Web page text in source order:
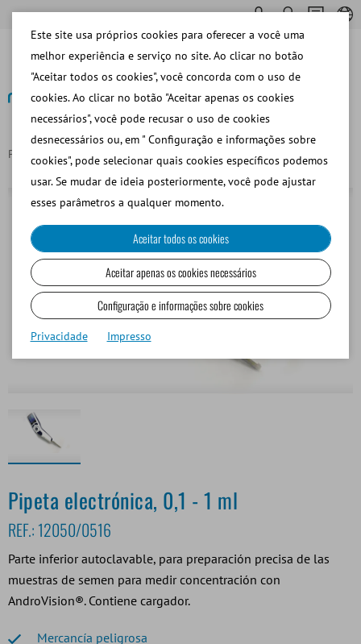
Página principal Pipeta electrónica, 0,1 - 1 ml
Voltar
Pipeta electrónica, 0,1 - 1 ml
REF.: 12050/0516
Parte inferior autoclavable, para preparación precisa de las
muestras de semen para medir concentración con
AndroVision®. Contiene cargador.
Mercancía peligrosa
Este site usa próprios cookies para oferecer a você uma
melhor experiência e serviço no site. Ao clicar no botão
"Aceitar todos os cookies", você concorda com o uso de
cookies. Ao clicar no botão "Aceitar apenas os cookies
necessários", você pode recusar o uso de cookies
desnecessários ou, em " Configuração e informações sobre
cookies", pode selecionar quais cookies específicos podemos
usar. Se mudar de ideia posteriormente, você pode ajustar
esses parâmetros a qualquer momento.
Aceitar todos os cookies
Aceitar apenas os cookies necessários
Configuração e informações sobre cookies
Privacidade Impresso